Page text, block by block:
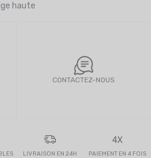
haute
CONTACTEZ-NOUS
LIVRAISON EN 24H
4X
PAIEMENT EN 4 FOIS